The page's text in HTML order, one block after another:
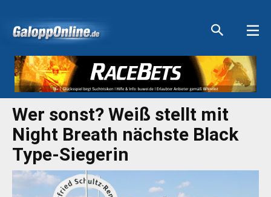
Wer sonst? Weiß stellt mit
Night Breath nächste Black
Type-Siegerin